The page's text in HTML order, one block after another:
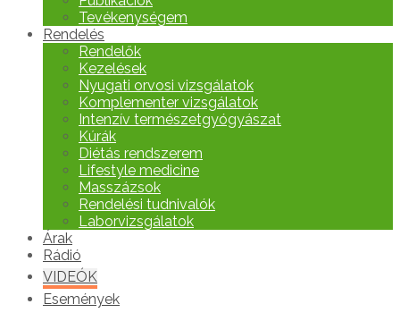
Tevékenységem
Rendelés
Rendelők
Kezelések
Nyugati orvosi vizsgálatok
Komplementer vizsgálatok
Intenzív természetgyógyászat
Kúrák
Diétás rendszerem
Lifestyle medicine
Masszázsok
Rendelési tudnivalók
Laborvizsgálatok
Árak
Rádió
VIDEÓK
Események